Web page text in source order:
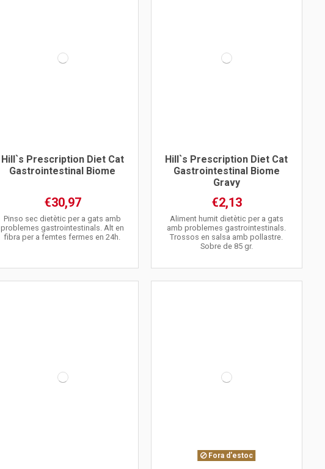
Hill`s Prescription Diet Cat
Gastrointestinal Biome
€30,97
Pinso sec dietètic per a gats amb
problemes gastrointestinals. Alt en
fibra per a femtes fermes en 24h.
Hill`s Prescription Diet Cat
Gastrointestinal Biome
Gravy
€2,13
Aliment humit dietètic per a gats
amb problemes gastrointestinals.
Trossos en salsa amb pollastre.
Sobre de 85 gr.
Fora d'estoc